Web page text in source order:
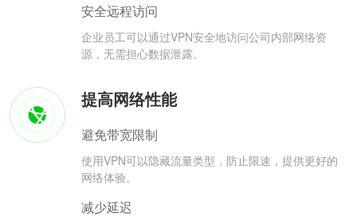
安全远程访问
企业员工可以通过VPN安全地访问公司内部网络资
源，无需担心数据泄露。
提高网络性能
避免带宽限制
使用VPN可以隐藏流量类型，防止限速，提供更好的
网络体验。
减少延迟